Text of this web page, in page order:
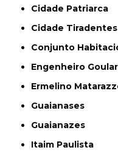
Cidade Patriarca
Cidade Tiradentes
Conjunto
Engenheiro
Ermelino
Guaianases
Guaianazes
Itaim Paulista